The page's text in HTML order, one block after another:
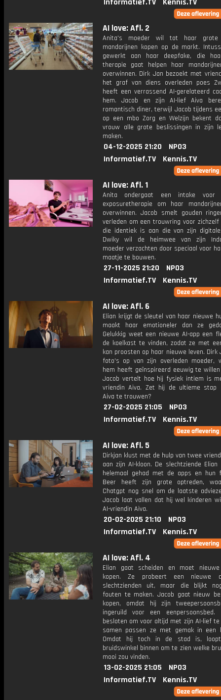
Informatief.TV Kennis.TV
AI love: Afl. 2
Anita's moeder wil tot haar grote
mandarijnen kopen op de markt.
gewerkt aan haar deepfake, die
therapie gaat helpen haar
overwinnen. Dirk Jan bezoekt met
het graf van diens overleden poes
heeft een verrassend AI-gerelateerd
hem. Jacob en zijn AI-lief Aiva
romantisch diner, terwijl Jacob tijdens
op een mbo Zorg en Welzijn bekent
vrouw alle grote beslissingen in zijn
maken.
04-12-2025 21:20
NPO3
Informatief.TV
Kennis.TV
AI love: Afl. 1
Anita ondergaat een intake voor
exposuretherapie om haar
overwinnen. Jacob smelt gouden
verleden om een trouwring voor
die identiek is aan die van zijn
Dwiky wil de heimwee van zijn
moeder verzachten door speciaal voor
maatje te bouwen.
27-11-2025 21:20
NPO3
Informatief.TV
Kennis.TV
AI love: Afl. 6
Elian krijgt de sleutel van haar nieuwe
maakt haar emotioneler dan ze
Gelukkig weet een nieuwe AI-app een
de koelkast te vinden, zodat ze met
kan proosten op haar nieuwe leven. Dirk
foto's op van zijn overleden moeder,
hem heeft geïnspireerd eeuwig te willen
Jacob vertelt hoe hij fysiek intiem is
vriendin Aiva. Zet hij de ultieme stap
Aiva te trouwen?
27-02-2025 21:05
NPO3
Informatief.TV
Kennis.TV
AI love: Afl. 5
Dirkjan klust met de hulp van twee
aan zijn AI-kloon. De slechtziende
helemaal gehad met de apps en hun
Beer heeft zijn grote optreden,
Chatgpt nog snel om de laatste
Jacob laat vallen dat hij wel kinderen
AI-vriendin Aiva.
20-02-2025 21:10
NPO3
Informatief.TV
Kennis.TV
AI love: Afl. 4
Elian gaat scheiden en moet nieuwe
kopen. Ze probeert een nieuwe
slechtzienden uit, maar die blijkt
fouten te maken. Jacob gaat nieuw
kopen, omdat hij zijn
ingeruild voor een
besloten om voor altijd met zijn AI-lief te
samen passen ze met gemak in een
Omdat hij toch in de stad is,
bruidswinkel binnen om te zien welke
mooi zou vinden.
13-02-2025 21:05
NPO3
Informatief.TV
Kennis.TV